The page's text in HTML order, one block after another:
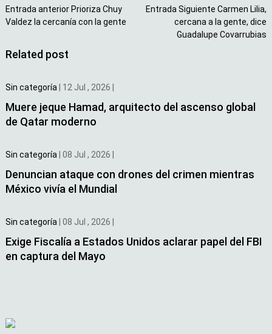
Entrada anterior Prioriza Chuy
Valdez la cercanía con la gente
Entrada Siguiente Carmen Lilia,
cercana a la gente, dice
Guadalupe Covarrubias
Related post
Sin categoría 12 Jul , 2026
Muere jeque Hamad, arquitecto del ascenso global
de Qatar moderno
Sin categoría 08 Jul , 2026
Denuncian ataque con drones del crimen mientras
México vivía el Mundial
Sin categoría 08 Jul , 2026
Exige Fiscalía a Estados Unidos aclarar papel del FBI
en captura del Mayo